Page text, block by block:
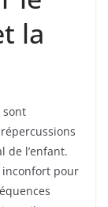
la
sont
de l’enfant.
inconfort pour